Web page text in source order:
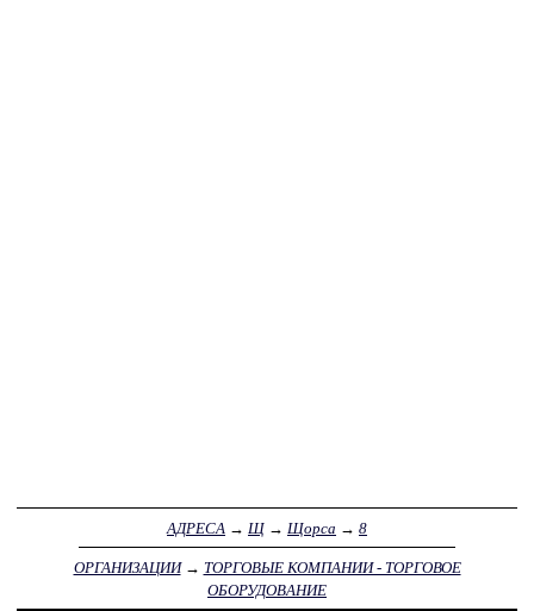
АДРЕСА → Щ → Щорса → 8
ОРГАНИЗАЦИИ→ ТОРГОВЫЕ КОМПАНИИ - ТОРГОВОЕ
ОБОРУДОВАНИЕ